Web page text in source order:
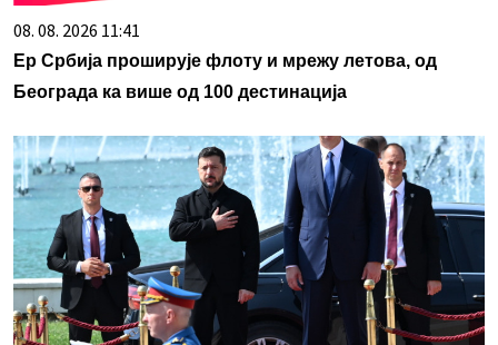
08. 08. 2026 11:41
Ер Србија проширује флоту и мрежу летова, од
Београда ка више од 100 дестинација